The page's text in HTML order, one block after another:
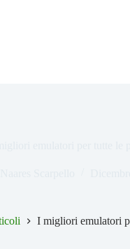
I migliori emulatori